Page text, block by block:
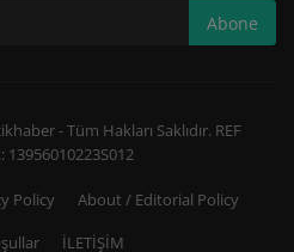
Abone
- Tüm Hakları Saklıdır. REF
13956010223S012
Policy
About / Editorial Policy
İLETİŞİM